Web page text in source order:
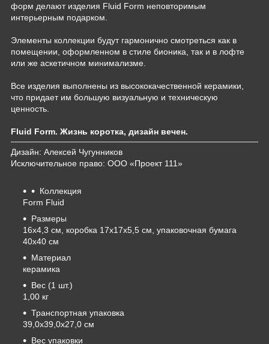
форм делают изделия Fluid Form неповторимым
интерьерным подарком.
Элементы коллекции будут гармонично смотреться как в
помещении, оформленном в стиле бионика, так и в лофте
или же аскетичном минимализме.
Все изделия выполнены из высококачественной керамики,
что придает им большую визуальную и техническую
ценность.
Fluid Form. Жизнь коротка, дизайн вечен.
Дизайн: Алексей Чугунников
Исключительное право: ООО «Проект 111»
Коллекция
Form Fluid
Размеры
16х4,3 см, коробка 17х17х5,5 см, упаковочная бумага
40х40 см
Материал
керамика
Вес (1 шт.)
1,00 кг
Транспортная упаковка
39,0x39,0x27,0 см
Вес упаковки